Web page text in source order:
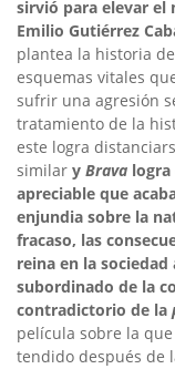
sirvió para elevar el
Emilio Gutiérrez
plantea la historia
esquemas vitales
sufrir una agresión
tratamiento de la
este logra
similar y Brava
apreciable que
enjundia sobre la
fracaso, las
reina en la
subordinado de la
contradictorio de la
película sobre la
tendido después de